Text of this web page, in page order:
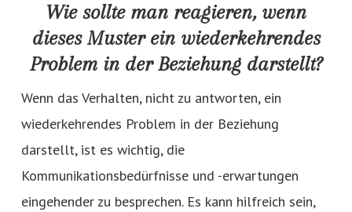
Wie sollte man reagieren, wenn
dieses Muster ein wiederkehrendes
Problem in der Beziehung darstellt?
Wenn das Verhalten, nicht zu antworten, ein
wiederkehrendes Problem in der Beziehung
darstellt, ist es wichtig, die
Kommunikationsbedürfnisse und -erwartungen
eingehender zu besprechen. Es kann hilfreich sein,